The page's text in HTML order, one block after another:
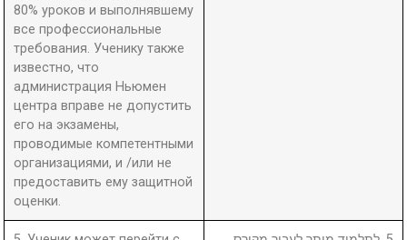
80% уроков и выполнявшему
все профессиональные
требования. Ученику также
известно, что
администрация Ньюмен
центра вправе не допустить
его на экзамены,
проводимые компетентными
организациями, и /или не
предоставить ему защитной
оценки.